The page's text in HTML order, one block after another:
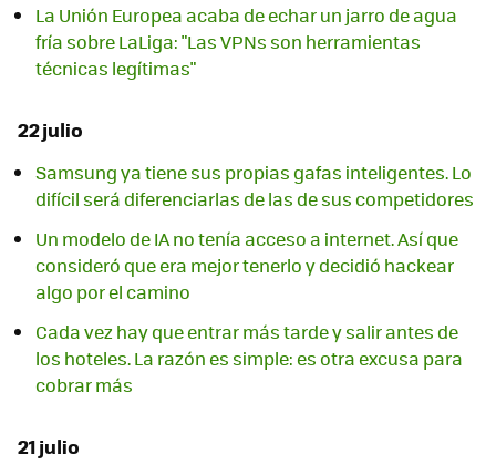
La Unión Europea acaba de echar un jarro de agua
fría sobre LaLiga: "Las VPNs son herramientas
técnicas legítimas"
22 julio
Samsung ya tiene sus propias gafas inteligentes. Lo
difícil será diferenciarlas de las de sus competidores
Un modelo de IA no tenía acceso a internet. Así que
consideró que era mejor tenerlo y decidió hackear
algo por el camino
Cada vez hay que entrar más tarde y salir antes de
los hoteles. La razón es simple: es otra excusa para
cobrar más
21 julio